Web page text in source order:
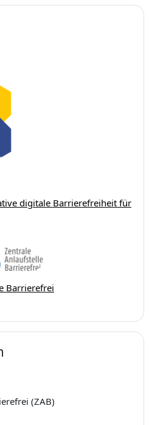
digitale Barrierefreiheit für
Barrierefrei
(ZAB)